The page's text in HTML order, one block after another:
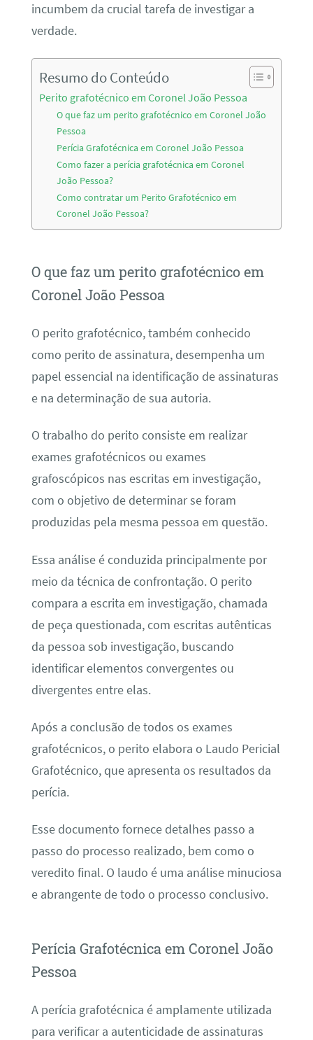
incumbem da crucial tarefa de investigar a
verdade.
Resumo do Conteúdo
Perito grafotécnico em Coronel João Pessoa
O que faz um perito grafotécnico em Coronel João
Pessoa
Perícia Grafotécnica em Coronel João Pessoa
Como fazer a perícia grafotécnica em Coronel
João Pessoa?
Como contratar um Perito Grafotécnico em
Coronel João Pessoa?
O que faz um perito grafotécnico em
Coronel João Pessoa
O perito grafotécnico, também conhecido
como perito de assinatura, desempenha um
papel essencial na identificação de assinaturas
e na determinação de sua autoria.
O trabalho do perito consiste em realizar
exames grafotécnicos ou exames
grafoscópicos nas escritas em investigação,
com o objetivo de determinar se foram
produzidas pela mesma pessoa em questão.
Essa análise é conduzida principalmente por
meio da técnica de confrontação. O perito
compara a escrita em investigação, chamada
de peça questionada, com escritas autênticas
da pessoa sob investigação, buscando
identificar elementos convergentes ou
divergentes entre elas.
Após a conclusão de todos os exames
grafotécnicos, o perito elabora o Laudo Pericial
Grafotécnico, que apresenta os resultados da
perícia.
Esse documento fornece detalhes passo a
passo do processo realizado, bem como o
veredito final. O laudo é uma análise minuciosa
e abrangente de todo o processo conclusivo.
Perícia Grafotécnica em Coronel João
Pessoa
A perícia grafotécnica é amplamente utilizada
para verificar a autenticidade de assinaturas